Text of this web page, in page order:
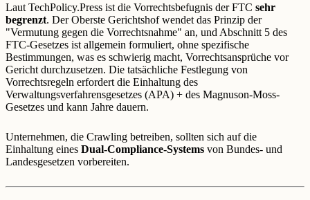
Laut TechPolicy.Press ist die Vorrechtsbefugnis der FTC sehr
begrenzt. Der Oberste Gerichtshof wendet das Prinzip der
"Vermutung gegen die Vorrechtsnahme" an, und Abschnitt 5 des
FTC-Gesetzes ist allgemein formuliert, ohne spezifische
Bestimmungen, was es schwierig macht, Vorrechtsansprüche vor
Gericht durchzusetzen. Die tatsächliche Festlegung von
Vorrechtsregeln erfordert die Einhaltung des
Verwaltungsverfahrensgesetzes (APA) + des Magnuson-Moss-
Gesetzes und kann Jahre dauern.
Unternehmen, die Crawling betreiben, sollten sich auf die
Einhaltung eines Dual-Compliance-Systems von Bundes- und
Landesgesetzen vorbereiten.